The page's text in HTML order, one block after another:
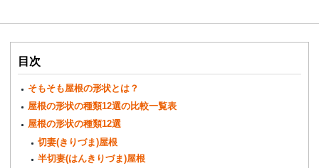
目次
そもそも屋根の形状とは？
屋根の形状の種類12選の比較一覧表
屋根の形状の種類12選
切妻(きりづま)屋根
半切妻(はんきりづま)屋根